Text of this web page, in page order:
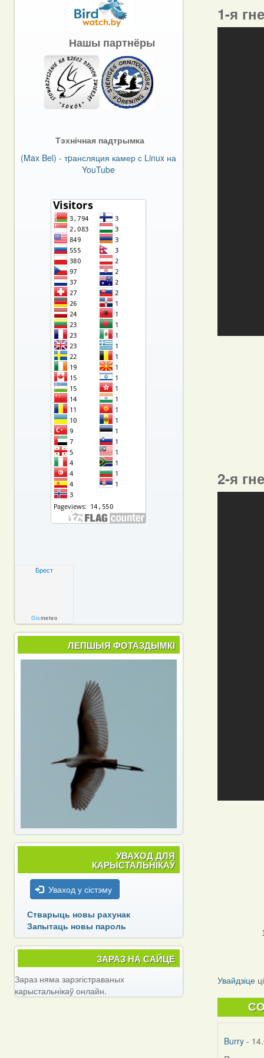
1-я
2-я
Увайдзіце
Burry -
Нашы партнёры
Тэхнічная падтрымка
(Max Bel) - тpансляция камер с Linux на
YouTube
Брест
Gismeteo
ЛЕПШЫЯ ФОТАЗДЫМКІ
УВАХОД ДЛЯ
КАРЫСТАЛЬНІКАЎ
Уваход у сістэму
Стварыць новы рахунак
Запытаць новы пароль
ЗАРАЗ НА САЙЦЕ
Зараз няма зарэгістраваных
карыстальнікаў онлайн.